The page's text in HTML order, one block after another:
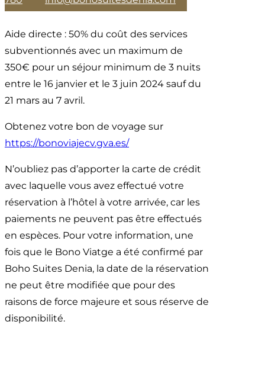
Aide directe : 50% du coût des services
subventionnés avec un maximum de
350€ pour un séjour minimum de 3 nuits
entre le 16 janvier et le 3 juin 2024 sauf du
21 mars au 7 avril.
Obtenez votre bon de voyage sur
https://bonoviajecv.gva.es/
N’oubliez pas d’apporter la carte de crédit
avec laquelle vous avez effectué votre
réservation à l’hôtel à votre arrivée, car les
paiements ne peuvent pas être effectués
en espèces. Pour votre information, une
fois que le Bono Viatge a été confirmé par
Boho Suites Denia, la date de la réservation
ne peut être modifiée que pour des
raisons de force majeure et sous réserve de
disponibilité.